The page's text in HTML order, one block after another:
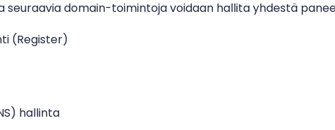
seuraavia domain-toimintoja voidaan hallita yhdestä
(Register)
hallinta